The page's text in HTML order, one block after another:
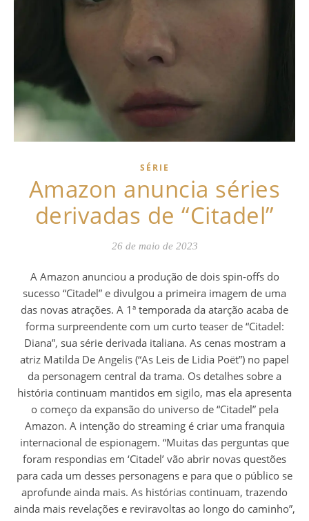
SÉRIE
Amazon anuncia séries
derivadas de “Citadel”
26 de maio de 2023
A Amazon anunciou a produção de dois spin-offs do
sucesso “Citadel” e divulgou a primeira imagem de uma
das novas atrações. A 1ª temporada da atarção acaba de
forma surpreendente com um curto teaser de “Citadel:
Diana”, sua série derivada italiana. As cenas mostram a
atriz Matilda De Angelis (“As Leis de Lidia Poët”) no papel
da personagem central da trama. Os detalhes sobre a
história continuam mantidos em sigilo, mas ela apresenta
o começo da expansão do universo de “Citadel” pela
Amazon. A intenção do streaming é criar uma franquia
internacional de espionagem. “Muitas das perguntas que
foram respondias em ‘Citadel’ vão abrir novas questões
para cada um desses personagens e para que o público se
aprofunde ainda mais. As histórias continuam, trazendo
ainda mais revelações e reviravoltas ao longo do caminho”,